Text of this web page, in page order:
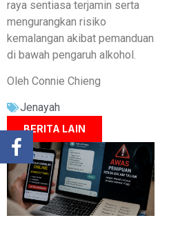
raya sentiasa terjamin serta
mengurangkan risiko
kemalangan akibat pemanduan
di bawah pengaruh alkohol.
Oleh Connie Chieng
Jenayah
BERITA LAIN